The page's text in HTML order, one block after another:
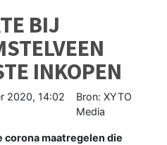
BIJ
INKOPEN
2020, 14:02
Bron: XYTO
Media
corona maatregelen die